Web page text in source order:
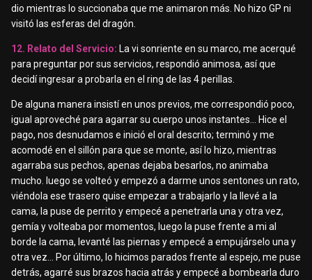
dio mientras lo succionaba que me animaron más. No hizo GP ni
visitó las esferas del dragón.
12. Relato del Servicio: La vi sonriente en su marco, me acerqué
para preguntar por sus servicios, respondió animosa, así que
decidí ingresar a probarla en el ring de las 4 perillas.
De alguna manera insistí en unos previos, me correspondió poco,
igual aproveché para agarrar su cuerpo unos instantes... Hice el
pago, nos desnudamos e inició el oral descrito; terminó y me
acomodé en el sillón para que se monte, así lo hizo, mientras
agarraba sus pechos, apenas dejaba besarlos, no animaba
mucho. luego se volteó y empezó a darme unos sentones un rato,
viéndola ese trasero quise empezar a trabajarlo y la llevé a la
cama, la puse de perrito y empecé a penetrarla una y otra vez,
gemía y volteaba por momentos, luego la puse frente a mi al
borde la cama, levanté las piernas y empecé a empujárselo una y
otra vez… Por último, lo hicimos parados frente al espejo, me puse
detrás, agarré sus brazos hacia atrás y empecé a bombearla duro